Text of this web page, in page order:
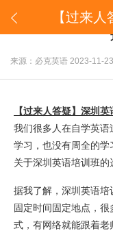

【过来人答疑】
来源：必克英语 2023-11-23
【过来人答疑】深圳
我们很多人在自学英
学习，也没有周全的学
关于深圳英语培训班的
据我了解，深圳英语培
固定时间固定地点，
式，有网络就能跟着老